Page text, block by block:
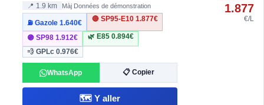
📍 1.9 km Màj Données de démonstration
⛽ Gazole1.640€
🔴 SP95-E10 1.877€
🟣 SP981.912€ 🌿 E85 0.894€
💨 GPLc0.976€
WhatsApp 📋 Copier
🗺️ Y aller
1.877
€/L